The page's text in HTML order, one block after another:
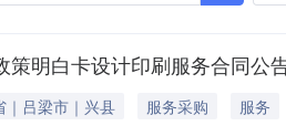
策明白卡设计印刷服务合同公
｜吕梁市｜兴县 服务采购
服务